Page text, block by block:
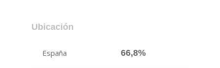
Ubicación
España 66,8%